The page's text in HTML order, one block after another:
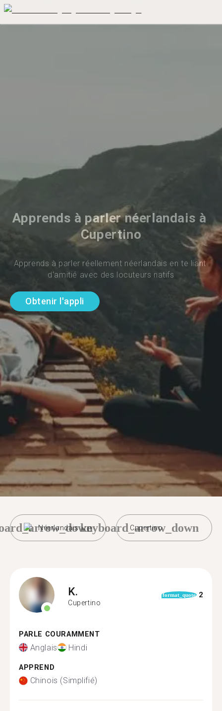
Apprends à parler néerlandais à
Cupertino
Apprends à parler réellement néerlandais en te liant
d'amitié avec des locuteurs natifs
Obtenir l'appli
Néerlandais Cupertino
keyboard_arrow_down
K.
Cupertino
format_quote 2
PARLE COURAMMENT
Anglais Hindi
APPREND
Chinois (Simplifié)